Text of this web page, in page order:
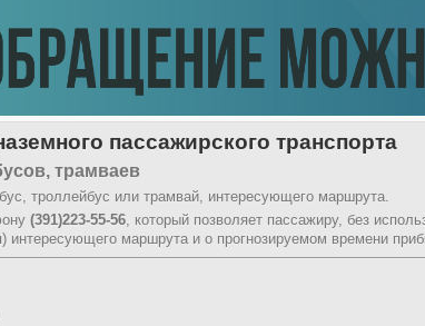
пассажирского транспорта
трамваев
троллейбус или трамвай, интересующего маршрута.
(391)223-55-56, который позволяет пассажиру, без
маршрута и о прогнозируемом времени